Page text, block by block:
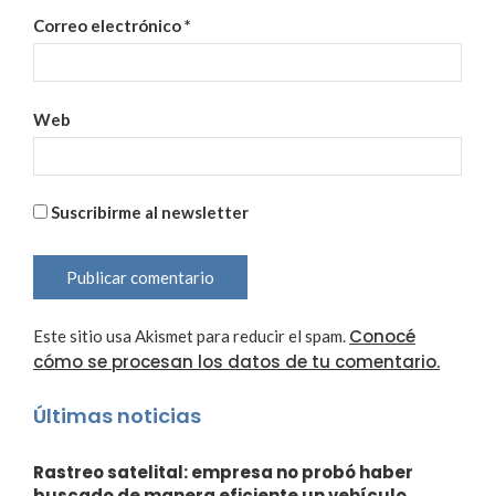
Correo electrónico*
Web
Suscribirme al newsletter
Este sitio usa Akismet para reducir el spam. Conocé
cómo se procesan los datos de tu comentario.
Últimas noticias
Rastreo satelital: empresa no probó haber